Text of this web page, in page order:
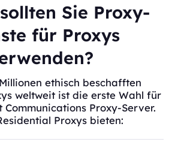
Sie Proxy-
für Proxys
ethisch beschafften
weltweit ist die erste Wahl für
Proxy-Server.
Proxys bieten: